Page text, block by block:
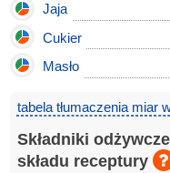
Jaja
Cukier
Masło
tabela tłumaczenia miar
Składniki
składu receptury